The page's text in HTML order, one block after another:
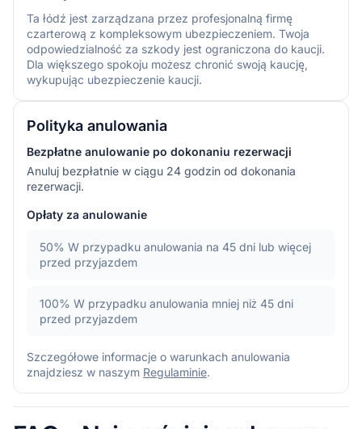
Ta łódź jest zarządzana przez profesjonalną firmę
czarterową z kompleksowym ubezpieczeniem. Twoja
odpowiedzialność za szkody jest ograniczona do kaucji.
Dla większego spokoju możesz chronić swoją kaucję,
wykupując ubezpieczenie kaucji.
Polityka anulowania
Bezpłatne anulowanie po dokonaniu rezerwacji
Anuluj bezpłatnie w ciągu 24 godzin od dokonania
rezerwacji.
Opłaty za anulowanie
50% W przypadku anulowania na 45 dni lub więcej
przed przyjazdem
100% W przypadku anulowania mniej niż 45 dni
przed przyjazdem
Szczegółowe informacje o warunkach anulowania
znajdziesz w naszym Regulaminie.